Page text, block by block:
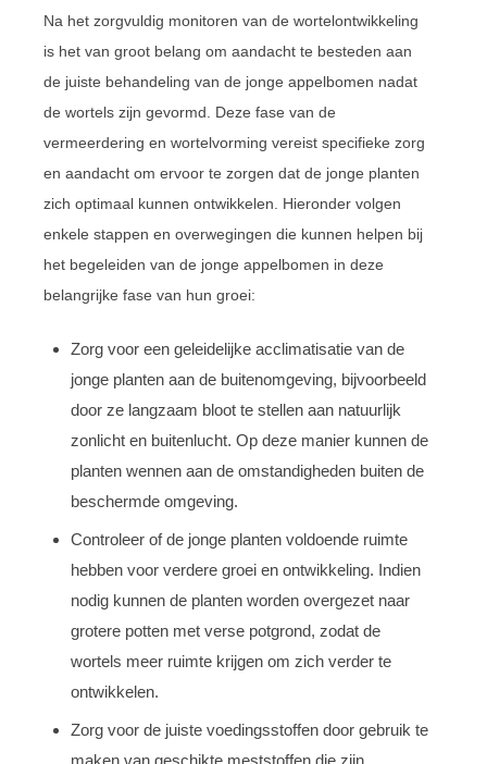
Na het zorgvuldig monitoren van de wortelontwikkeling
is het van groot belang om aandacht te besteden aan
de juiste behandeling van de jonge appelbomen nadat
de wortels zijn gevormd. Deze fase van de
vermeerdering en wortelvorming vereist specifieke zorg
en aandacht om ervoor te zorgen dat de jonge planten
zich optimaal kunnen ontwikkelen. Hieronder volgen
enkele stappen en overwegingen die kunnen helpen bij
het begeleiden van de jonge appelbomen in deze
belangrijke fase van hun groei:
Zorg voor een geleidelijke acclimatisatie van de
jonge planten aan de buitenomgeving, bijvoorbeeld
door ze langzaam bloot te stellen aan natuurlijk
zonlicht en buitenlucht. Op deze manier kunnen de
planten wennen aan de omstandigheden buiten de
beschermde omgeving.
Controleer of de jonge planten voldoende ruimte
hebben voor verdere groei en ontwikkeling. Indien
nodig kunnen de planten worden overgezet naar
grotere potten met verse potgrond, zodat de
wortels meer ruimte krijgen om zich verder te
ontwikkelen.
Zorg voor de juiste voedingsstoffen door gebruik te
maken van geschikte meststoffen die zijn